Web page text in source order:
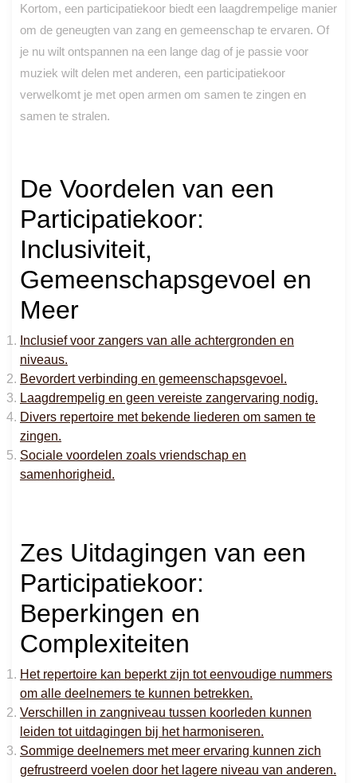
Kortom, een participatiekoor biedt een laagdrempelige manier
om de geneugten van zang en gemeenschap te ervaren. Of
je nu wilt ontspannen na een lange dag of je passie voor
muziek wilt delen met anderen, een participatiekoor
verwelkomt je met open armen om samen te zingen en
samen te stralen.
De Voordelen van een
Participatiekoor:
Inclusiviteit,
Gemeenschapsgevoel en
Meer
Inclusief voor zangers van alle achtergronden en
niveaus.
Bevordert verbinding en gemeenschapsgevoel.
Laagdrempelig en geen vereiste zangervaring nodig.
Divers repertoire met bekende liederen om samen te
zingen.
Sociale voordelen zoals vriendschap en
samenhorigheid.
Zes Uitdagingen van een
Participatiekoor:
Beperkingen en
Complexiteiten
Het repertoire kan beperkt zijn tot eenvoudige nummers
om alle deelnemers te kunnen betrekken.
Verschillen in zangniveau tussen koorleden kunnen
leiden tot uitdagingen bij het harmoniseren.
Sommige deelnemers met meer ervaring kunnen zich
gefrustreerd voelen door het lagere niveau van anderen.